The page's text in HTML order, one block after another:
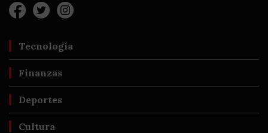
Tecnología
Finanzas
Deportes
Cultura